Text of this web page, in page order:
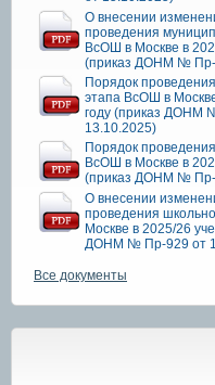
О внесении
проведения
ВсОШ в Москве в
(приказ ДОНМ № Пр-
Порядок
этапа ВсОШ в
году (приказ ДОНМ
13.10.2025)
Порядок
ВсОШ в Москве в
(приказ ДОНМ № Пр-
О внесении
проведения
Москве в 2025/26
ДОНМ № Пр-929 от
Все документы